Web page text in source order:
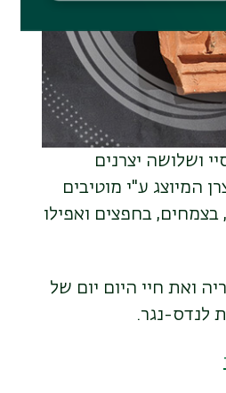
ממרסיי ושלושה יצרנים
המיוצג ע"י מוטיבים
בחפצים ואפילו
ואת חיי היום יום של
לנדס-נגר.